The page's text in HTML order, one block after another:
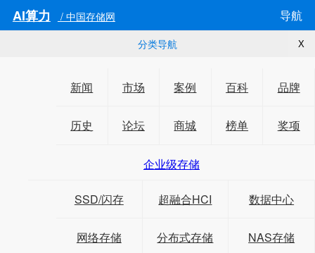
AI算力 / 中国存储网 导航
分类导航 X
新闻 市场 案例 百科 品牌
历史 论坛 商城 榜单 奖项
企业级存储
SSD/闪存 超融合HCI 数据中心
网络存储 分布式存储 NAS存储